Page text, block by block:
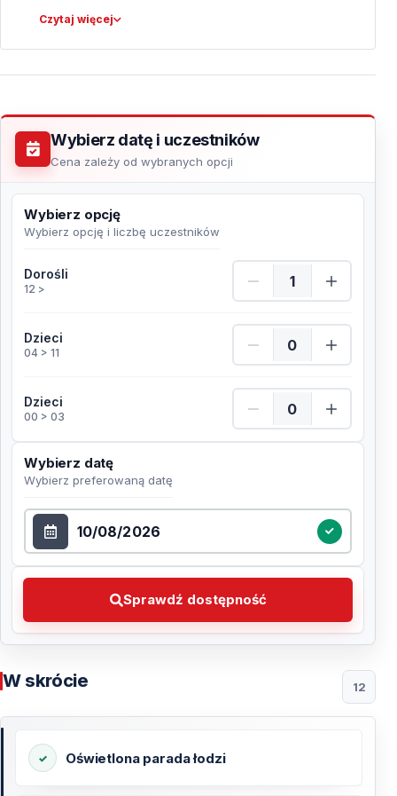
Czytaj więcej
Wybierz datę i uczestników
Cena zależy od wybranych opcji
Wybierz opcję
Wybierz opcję i liczbę uczestników
Dorośli
12 >
Dorośli Ilość
Dzieci
04 > 11
Dzieci Ilość
Dzieci
00 > 03
Dzieci Ilość
Wybierz datę
Wybierz preferowaną datę
Wybierz datę
Sprawdź dostępność
Sprawdź dostępność Wybierz preferowaną datę
W skrócie 12
Oświetlona parada łodzi